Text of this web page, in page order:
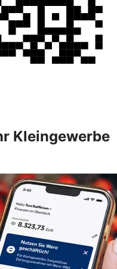
Kleingewerbe